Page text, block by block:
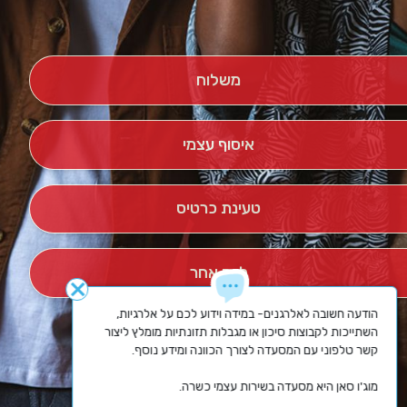
close
הודעה חשובה לאלרגנים- במידה וידוע לכם על אלרגיות,
השתייכות לקבוצות סיכון או מגבלות תזונתיות מומלץ ליצור
מוג'ו סאן היא מסעדה בשירות עצמי כשרה.
משלוח
איסוף עצמי
טעינת כרטיס
ליום אחר